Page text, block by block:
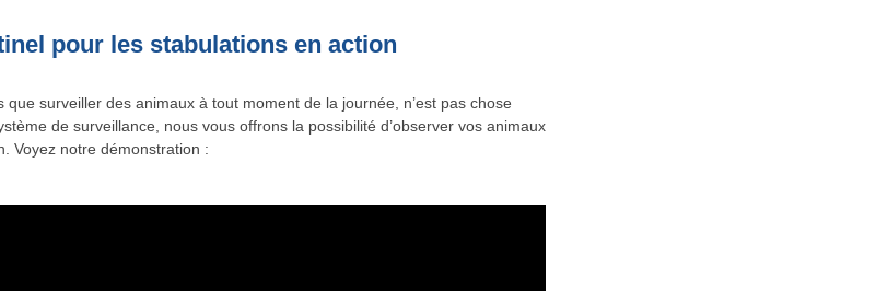
pour les stabulations en action
surveiller des animaux à tout moment de la journée, n’est pas chose
de surveillance, nous vous offrons la possibilité d’observer vos animaux
Voyez notre démonstration :